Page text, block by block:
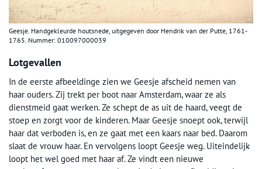
Geesje. Handgekleurde houtsnede, uitgegeven door Hendrik van der Putte, 1761-
1765. Nummer: 010097000039
Lotgevallen
In de eerste afbeeldinge zien we Geesje afscheid nemen van
haar ouders. Zij trekt per boot naar Amsterdam, waar ze als
dienstmeid gaat werken. Ze schept de as uit de haard, veegt de
stoep en zorgt voor de kinderen. Maar Geesje snoept ook, terwijl
haar dat verboden is, en ze gaat met een kaars naar bed. Daarom
slaat de vrouw haar. En vervolgens loopt Geesje weg. Uiteindelijk
loopt het wel goed met haar af. Ze vindt een nieuwe